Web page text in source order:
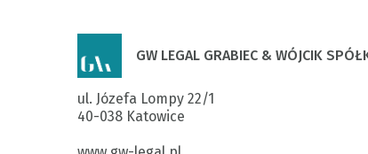
GW LEGAL GRABIEC & WÓJCIK
ul. Józefa Lompy 22/1
40-038 Katowice